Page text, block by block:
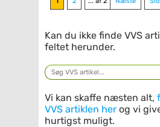
Kan du ikke finde VVS
feltet herunder.
Vi kan skaffe næsten alt,
VVS artiklen her og vi
hurtigst muligt.